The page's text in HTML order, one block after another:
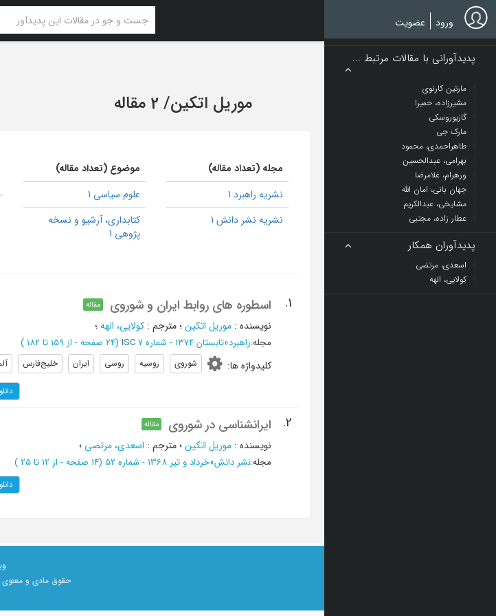
Skip
to
main
ورود عضویت
پدیدآورانی با مقالات مرتبط ...
مارتین کارنوی
مشیرزاده، حمیرا
گازیوروسکی
مارک جی
طاهراحمدی، محمود
بهرامی، عبدالحسین
ورهرام، غلامرضا
جهان بانی، امان الله
مشایخی، عبدالکریم
عطار زاده، مجتبی
پدیدآوران همکار
اسعدی، مرتضی
کولایی، الهه
موریل اتکین/ 2 مقاله
مجله (تعداد مقاله)
نشریه راهبرد 1
نشریه نشر دانش 1
موضوع (تعداد مقاله)
علوم سیاسی 1
كتابداری، آرشیو و نسخه
پژوهی 1
1. اسطوره های روابط ایران و شوروی مقاله
نویسنده : موریل اتکین؛مترجم : کولایی، الهه؛
مجله:راهبرد»تابستان 1374 - شماره 7 ISC (‎24 صفحه - از 159 تا 182 )
کلیدواژه ها: شوروی روسیه روسی ایران خلیج‌فارس
2. ایرانشناسی در شوروی مقاله
نویسنده : موریل اتکین؛مترجم : اسعدی، مرتضی ؛
مجله:نشر دانش»خرداد و تير 1368 - شماره 52 (‎14 صفحه - از 12 تا 25 )
حقوق مادی و معنوی